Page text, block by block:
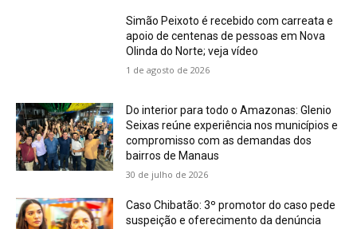
Simão Peixoto é recebido com carreata e
apoio de centenas de pessoas em Nova
Olinda do Norte; veja vídeo
1 de agosto de 2026
Do interior para todo o Amazonas: Glenio
Seixas reúne experiência nos municípios e
compromisso com as demandas dos
bairros de Manaus
30 de julho de 2026
Caso Chibatão: 3º promotor do caso pede
suspeição e oferecimento da denúncia